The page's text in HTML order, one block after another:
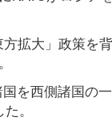
拡大」政策を
を西側諸国の
。